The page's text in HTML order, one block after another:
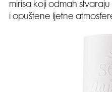
mirisa koji odmah
i opuštene ljetne